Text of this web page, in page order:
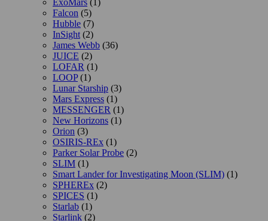
ExoMars (1)
Falcon (5)
Hubble (7)
InSight (2)
James Webb (36)
JUICE (2)
LOFAR (1)
LOOP(1)
Lunar Starship (3)
Mars Express (1)
MESSENGER (1)
New Horizons (1)
Orion (3)
OSIRIS-REx (1)
Parker Solar Probe (2)
SLIM (1)
Smart Lander for Investigating Moon (SLIM) (1)
SPHEREx (2)
SPICES (1)
Starlab (1)
Starlink (2)